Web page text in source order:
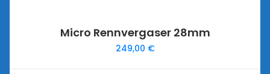
Micro Rennvergaser 28mm
249,00 €